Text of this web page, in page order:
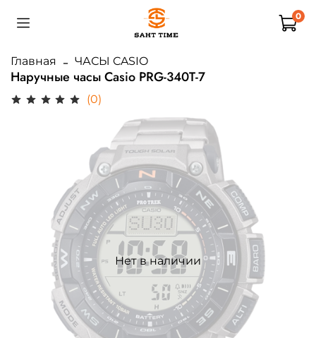
0
Главная ЧАСЫ CASIO
Наручные часы Casio PRG-340T-7
(0)
Нет в наличии